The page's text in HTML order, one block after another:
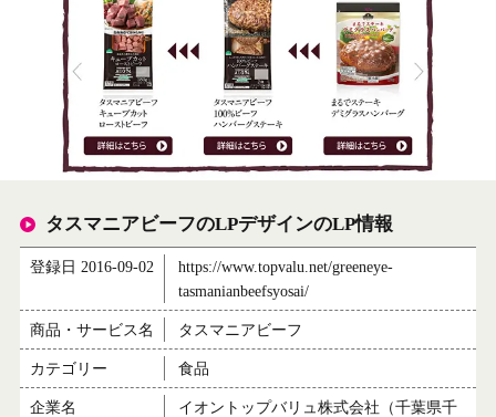
タスマニアビーフのLPデザインのLP情報
登録日 2016-09-02
https://www.topvalu.net/greeneye-
tasmanianbeefsyosai/
商品・サービス名 タスマニアビーフ
カテゴリー 食品
企業名
イオントップバリュ株式会社（千葉県千